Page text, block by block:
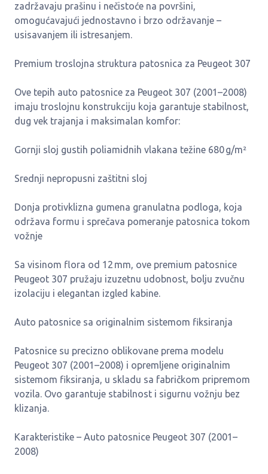
zadržavaju prašinu i nečistoće na površini,
omogućavajući jednostavno i brzo održavanje –
usisavanjem ili istresanjem.
Premium troslojna struktura patosnica za Peugeot 307
Ove tepih auto patosnice za Peugeot 307 (2001–2008)
imaju troslojnu konstrukciju koja garantuje stabilnost,
dug vek trajanja i maksimalan komfor:
Gornji sloj gustih poliamidnih vlakana težine 680 g/m²
Srednji nepropusni zaštitni sloj
Donja protivklizna gumena granulatna podloga, koja
održava formu i sprečava pomeranje patosnica tokom
vožnje
Sa visinom flora od 12 mm, ove premium patosnice
Peugeot 307 pružaju izuzetnu udobnost, bolju zvučnu
izolaciju i elegantan izgled kabine.
Auto patosnice sa originalnim sistemom fiksiranja
Patosnice su precizno oblikovane prema modelu
Peugeot 307 (2001–2008) i opremljene originalnim
sistemom fiksiranja, u skladu sa fabričkom pripremom
vozila. Ovo garantuje stabilnost i sigurnu vožnju bez
klizanja.
Karakteristike – Auto patosnice Peugeot 307 (2001–
2008)